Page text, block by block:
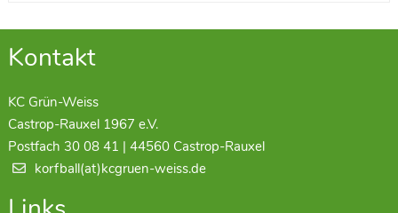
Kontakt
KC Grün-Weiss
Castrop-Rauxel 1967 e.V.
Postfach 30 08 41 | 44560 Castrop-Rauxel
korfball(at)kcgruen-weiss.de